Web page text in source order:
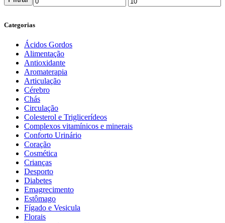
Categorias
Ácidos Gordos
Alimentação
Antioxidante
Aromaterapia
Articulação
Cérebro
Chás
Circulação
Colesterol e Triglicerídeos
Complexos vitamínicos e minerais
Conforto Urinário
Coração
Cosmética
Crianças
Desporto
Diabetes
Emagrecimento
Estômago
Fígado e Vesicula
Florais